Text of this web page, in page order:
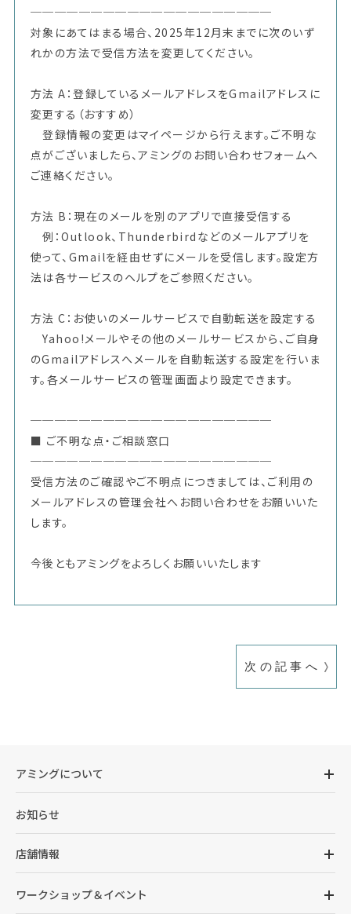
────────────────────
対象にあてはまる場合、2025年12月末までに次のいず
れかの方法で受信方法を変更してください。
方法 A：登録しているメールアドレスをGmailアドレスに
変更する（おすすめ）
登録情報の変更はマイページから行えます。ご不明な
点がございましたら、アミングのお問い合わせフォームへ
ご連絡ください。
方法 B：現在のメールを別のアプリで直接受信する
例：Outlook、Thunderbirdなどのメールアプリを
使って、Gmailを経由せずにメールを受信します。設定方
法は各サービスのヘルプをご参照ください。
方法 C：お使いのメールサービスで自動転送を設定する
Yahoo!メールやその他のメールサービスから、ご自身
のGmailアドレスへメールを自動転送する設定を行いま
す。各メールサービスの管理画面より設定できます。
────────────────────
■ ご不明な点・ご相談窓口
────────────────────
受信方法のご確認やご不明点につきましては、ご利用の
メールアドレスの管理会社へお問い合わせをお願いいた
します。
今後ともアミングをよろしくお願いいたします
次の記事へ
アミングについて
お知らせ
店舗情報
ワークショップ＆イベント